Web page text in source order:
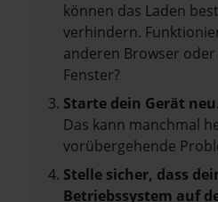
können das Laden
verhindern.
anderen Browser
Fenster?
Starte dein Gerät
Das kann manchmal
vorübergehende
Stelle sicher, dass
Betriebssystem auf